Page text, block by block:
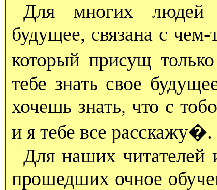
Для многих людей
будущее, связана с
который присущ
тебе знать свое
хочешь знать, что с
и я тебе все расскажу�.
Для наших читателей
прошедших очное